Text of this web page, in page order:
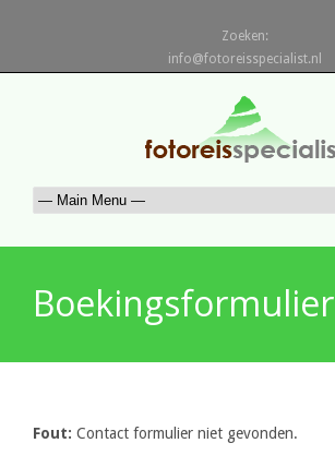
Zoeken:
info@fotoreisspecialist.nl
Boekingsformulier
Fout: Contact formulier niet gevonden.